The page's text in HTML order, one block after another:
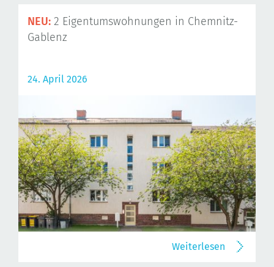
NEU: 2 Eigentumswohnungen in Chemnitz-
Gablenz
24. April 2026
Weiterlesen